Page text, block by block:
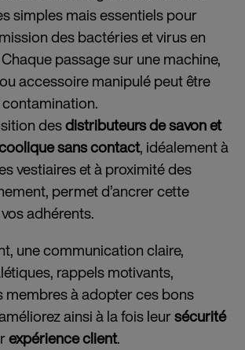
simples mais essentiels pour
des bactéries et virus en
passage sur une machine,
accessoire manipulé peut être
desdistributeurs de savon et
sans contact, idéalement à
vestiaires et à proximité des
permet d’ancrer cette
adhérents.
une communication claire,
rappels motivants,
membres à adopter ces bons
ainsi à la fois leursécurité
expérience client.